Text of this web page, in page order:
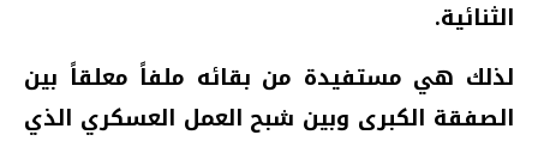
الثنائية.
لذلك هي مستفيدة من بقائه ملفاً معلقاً بين
الصفقة الكبرى وبين شبح العمل العسكري الذي